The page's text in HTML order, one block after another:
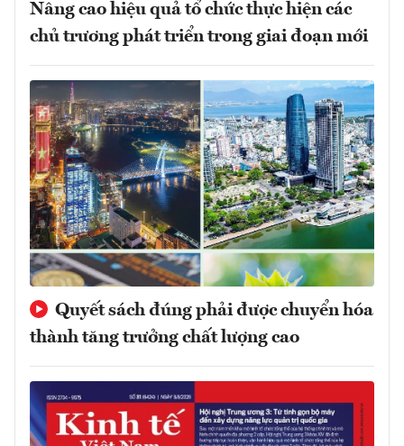
Nâng cao hiệu quả tổ chức thực hiện các
chủ trương phát triển trong giai đoạn mới
Quyết sách đúng phải được chuyển hóa
thành tăng trưởng chất lượng cao